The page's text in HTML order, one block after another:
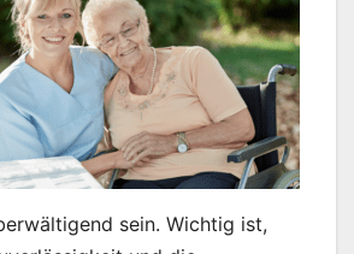
sein. Wichtig ist,